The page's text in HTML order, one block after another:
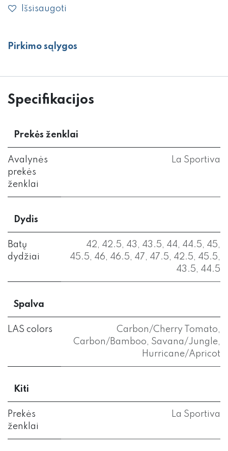
Išsisaugoti
Pirkimo sąlygos
Specifikacijos
Prekės ženklai
Avalynės
prekės
ženklai
La Sportiva
Dydis
Batų
dydžiai
42, 42.5, 43 , 43.5, 44, 44.5, 45,
45.5, 46, 46.5, 47 , 47.5, 42.5, 45.5,
43.5, 44.5
Spalva
LAS colors Carbon/Cherry Tomato,
Carbon/Bamboo, Savana/Jungle,
Hurricane/Apricot
Kiti
Prekės
ženklai
La Sportiva